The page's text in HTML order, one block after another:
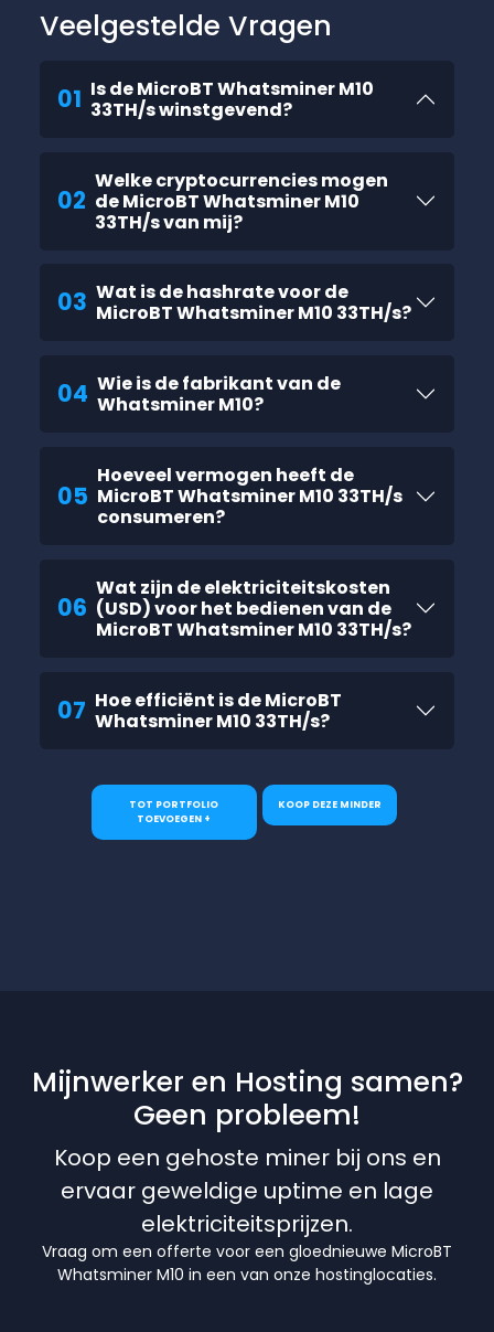
Veelgestelde Vragen
01 Is de MicroBT Whatsminer M10
33TH/s winstgevend?
02
Welke cryptocurrencies mogen
de MicroBT Whatsminer M10
33TH/s van mij?
03 Wat is de hashrate voor de
MicroBT Whatsminer M10 33TH/s?
04 Wie is de fabrikant van de
Whatsminer M10?
05
Hoeveel vermogen heeft de
MicroBT Whatsminer M10 33TH/s
consumeren?
06
Wat zijn de elektriciteitskosten
(USD) voor het bedienen van de
MicroBT Whatsminer M10 33TH/s?
07 Hoe efficiënt is de MicroBT
Whatsminer M10 33TH/s?
TOT PORTFOLIO
TOEVOEGEN +
KOOP DEZE MINDER
Mijnwerker en Hosting samen?
Geen probleem!
Koop een gehoste miner bij ons en
ervaar geweldige uptime en lage
elektriciteitsprijzen.
Vraag om een offerte voor een gloednieuwe MicroBT
Whatsminer M10 in een van onze hostinglocaties.